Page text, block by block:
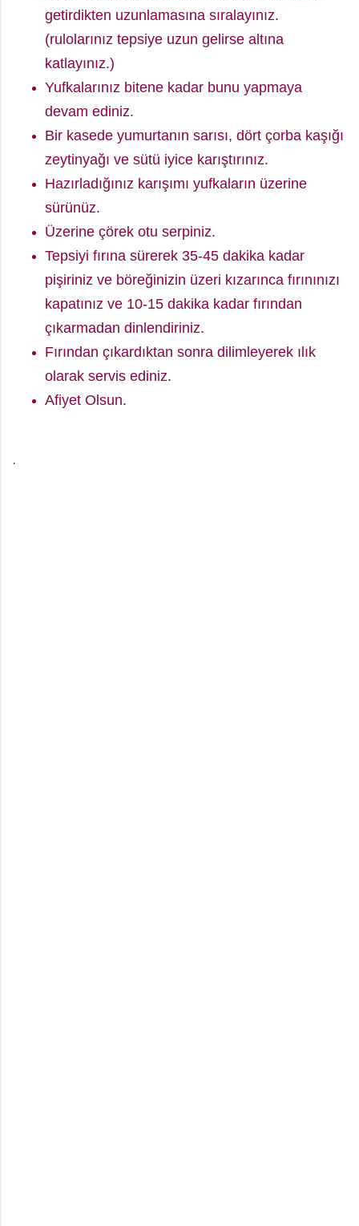
getirdikten uzunlamasına sıralayınız.
(rulolarınız tepsiye uzun gelirse altına
katlayınız.)
Yufkalarınız bitene kadar bunu yapmaya
devam ediniz.
Bir kasede yumurtanın sarısı, dört çorba kaşığı
zeytinyağı ve sütü iyice karıştırınız.
Hazırladığınız karışımı yufkaların üzerine
sürünüz.
Üzerine çörek otu serpiniz.
Tepsiyi fırına sürerek 35-45 dakika kadar
pişiriniz ve böreğinizin üzeri kızarınca fırınınızı
kapatınız ve 10-15 dakika kadar fırından
çıkarmadan dinlendiriniz.
Fırından çıkardıktan sonra dilimleyerek ılık
olarak servis ediniz.
Afiyet Olsun.
.